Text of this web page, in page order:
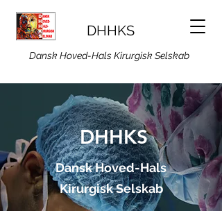
DHHKS
Dansk Hoved-Hals Kirurgisk Selskab
DHHKS
Dansk Hoved-Hals
Kirurgisk Selskab